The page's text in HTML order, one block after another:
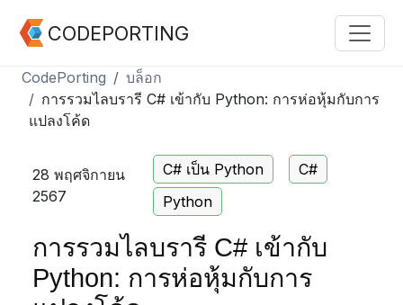
CODEPORTING
CodePorting
บล็อก
การรวมไลบรารี C# เข้ากับ Python: การห่อหุ้มกับการ
แปลงโค้ด
28 พฤศจิกายน
2567
C# เป็น Python
C#
Python
การรวมไลบรารี C# เข้ากับ
Python: การห่อหุ้มกับการ